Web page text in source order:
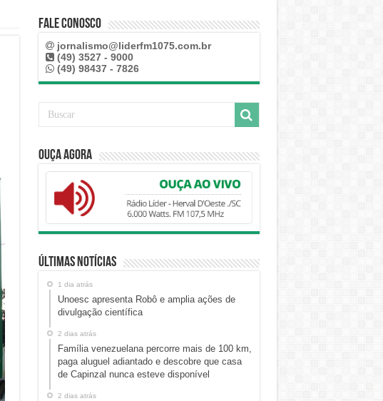
Fale Conosco
jornalismo@liderfm1075.com.br
(49) 3527 - 9000
(49) 98437 - 7826
Ouça Agora
Últimas Notícias
1 dia atrás
Unoesc apresenta Robô e amplia ações de
divulgação científica
2 dias atrás
Família venezuelana percorre mais de 100 km,
paga aluguel adiantado e descobre que casa
de Capinzal nunca esteve disponível
2 dias atrás